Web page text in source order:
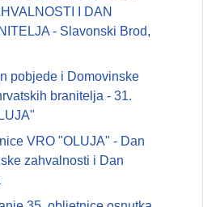
I DAN
- Slavonski Brod,
pobjede i Domovinske
branitelja - 31.
VRO "OLUJA" - Dan
zahvalnosti i Dan